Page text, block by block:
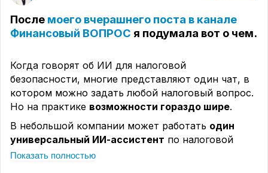
Он отвечает на тот вопрос, который вы ему
задали.
А это далеко не одно и то же.
Чтобы ответить, есть ли налоговый риск, сначала
нужно понять, какие обстоятельства вообще
имеют значение для его оценки.
🔵 Например, еслиречь идет о дроблении
бизнеса,нужно проверить взаимозависимость
компаний, кто фактически управляет бизнесом,
самостоятельность каждого участника...
После моего вчерашнего поста в канале
Финансовый ВОПРОС я подумала вот о чем.
Когда говорят об ИИ для налоговой
безопасности, многие представляют один чат, в
котором можно задать любой налоговый вопрос.
Но на практике возможности гораздо шире.
В небольшой компании может работать один
универсальный ИИ-ассистент по налоговой
безопасности.
Показать полностью